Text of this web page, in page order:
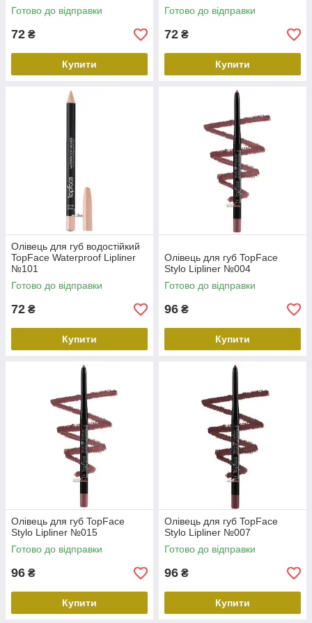
Готово до відправки
72 ₴
Купити
Готово до відправки
72 ₴
Купити
Олівець для губ водостійкий
TopFace Waterproof Lipliner
№101
Готово до відправки
72 ₴
Купити
Олівець для губ TopFace
Stylo Lipliner №004
Готово до відправки
96 ₴
Купити
Олівець для губ TopFace
Stylo Lipliner №015
Готово до відправки
96 ₴
Купити
Олівець для губ TopFace
Stylo Lipliner №007
Готово до відправки
96 ₴
Купити